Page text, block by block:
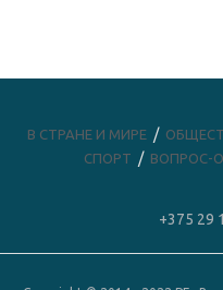
В СТРАНЕ И МИРЕ
СПОРТ
ВОПРОС-
+375 29